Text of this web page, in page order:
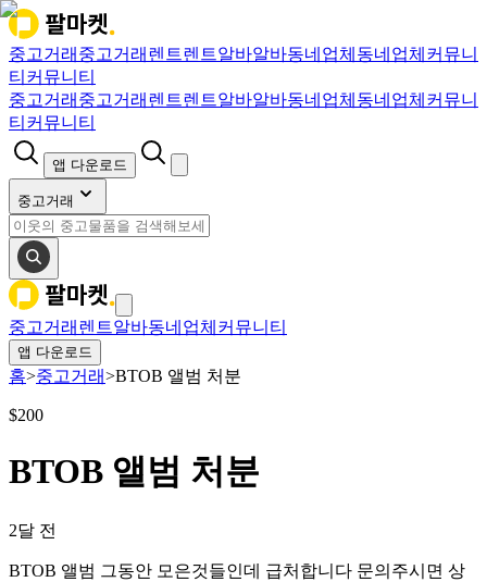
중고거래 중고거래 렌트렌트알바알바동네업체 동네업체 커뮤니
티 커뮤니티
중고거래 중고거래 렌트렌트알바알바동네업체 동네업체 커뮤니
티 커뮤니티
앱 다운로드
중고거래
중고거래 렌트알바동네업체 커뮤니티
앱 다운로드
홈>중고거래>BTOB 앨범 처분
$200
BTOB 앨범 처분
2달 전
BTOB 앨범 그동안 모은것들인데 급처합니다 문의주시면 상